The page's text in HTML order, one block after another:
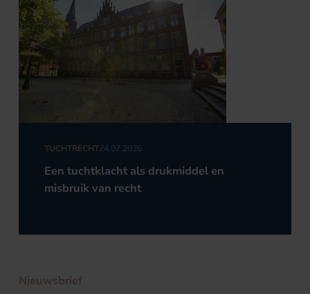
TUCHTRECHT24.07.2026
Een tuchtklacht als drukmiddel en
misbruik van recht
Nieuwsbrief